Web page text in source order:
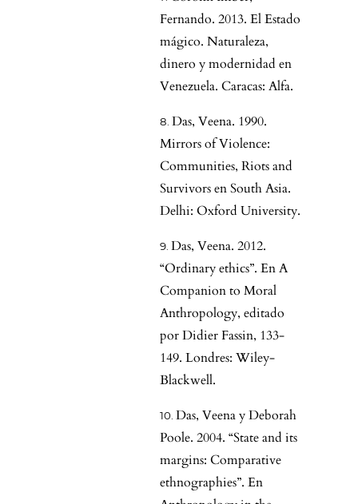
Fernando. 2013. El Estado
mágico. Naturaleza,
dinero y modernidad en
Venezuela. Caracas: Alfa.
Das, Veena. 1990.
Mirrors of Violence:
Communities, Riots and
Survivors en South Asia.
Delhi: Oxford University.
Das, Veena. 2012.
“Ordinary ethics”. En A
Companion to Moral
Anthropology, editado
por Didier Fassin, 133-
149. Londres: Wiley-
Blackwell.
Das, Veena y Deborah
Poole. 2004. “State and its
margins: Comparative
ethnographies”. En